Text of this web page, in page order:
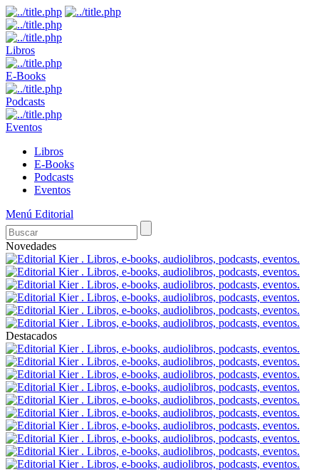
Libros
E-Books
Podcasts
Eventos
Libros
E-Books
Podcasts
Eventos
Menú Editorial
Novedades
Destacados